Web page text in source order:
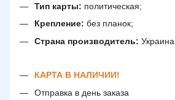
Тип карты: политическая;
Крепление: без планок;
Страна производитель: Украина.
КАРТА В НАЛИЧИИ!
Отправка в день заказа